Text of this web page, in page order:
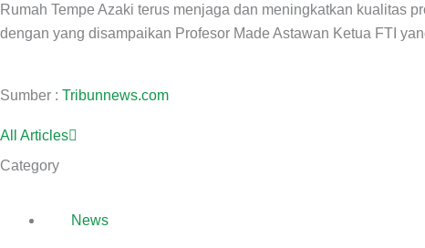
Rumah Tempe Azaki terus menjaga dan meningkatkan kualitas
dengan yang disampaikan Profesor Made Astawan Ketua FTI
Sumber : Tribunnews.com
All Articles
Category
News